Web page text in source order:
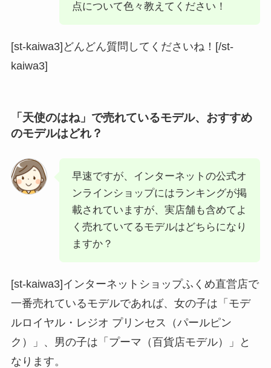
点について色々教えてください！
[st-kaiwa3]どんどん質問してくださいね！[/st-
kaiwa3]
「天使のはね」で売れているモデル、おすすめ
のモデルはどれ？
早速ですが、インターネットの公式オ
ンラインショップにはランキングが掲
載されていますが、実店舗も含めてよ
く売れていてるモデルはどちらになり
ますか？
[st-kaiwa3]インターネットショップふくめ直営店で
一番売れているモデルであれば、女の子は「モデ
ルロイヤル・レジオ プリンセス（パールピン
ク）」、男の子は「プーマ（百貨店モデル）」と
なります。